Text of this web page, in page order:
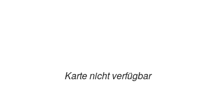
Karte nicht verfügbar